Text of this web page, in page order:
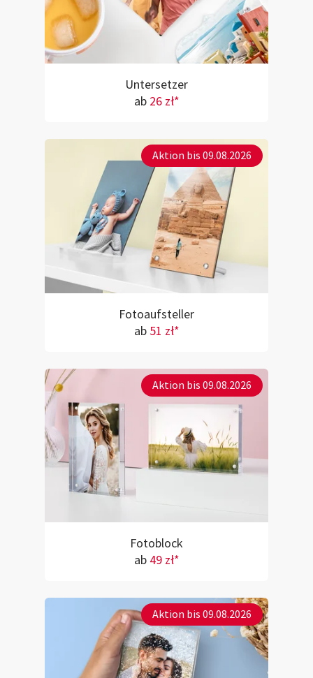
Untersetzer
ab 26 zł*
Aktion bis 09.08.2026
Fotoaufsteller
ab 51 zł*
Aktion bis 09.08.2026
Fotoblock
ab 49 zł*
Aktion bis 09.08.2026